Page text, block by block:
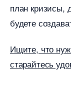
план кризисы,
удете
Ищите, что
старайтесь